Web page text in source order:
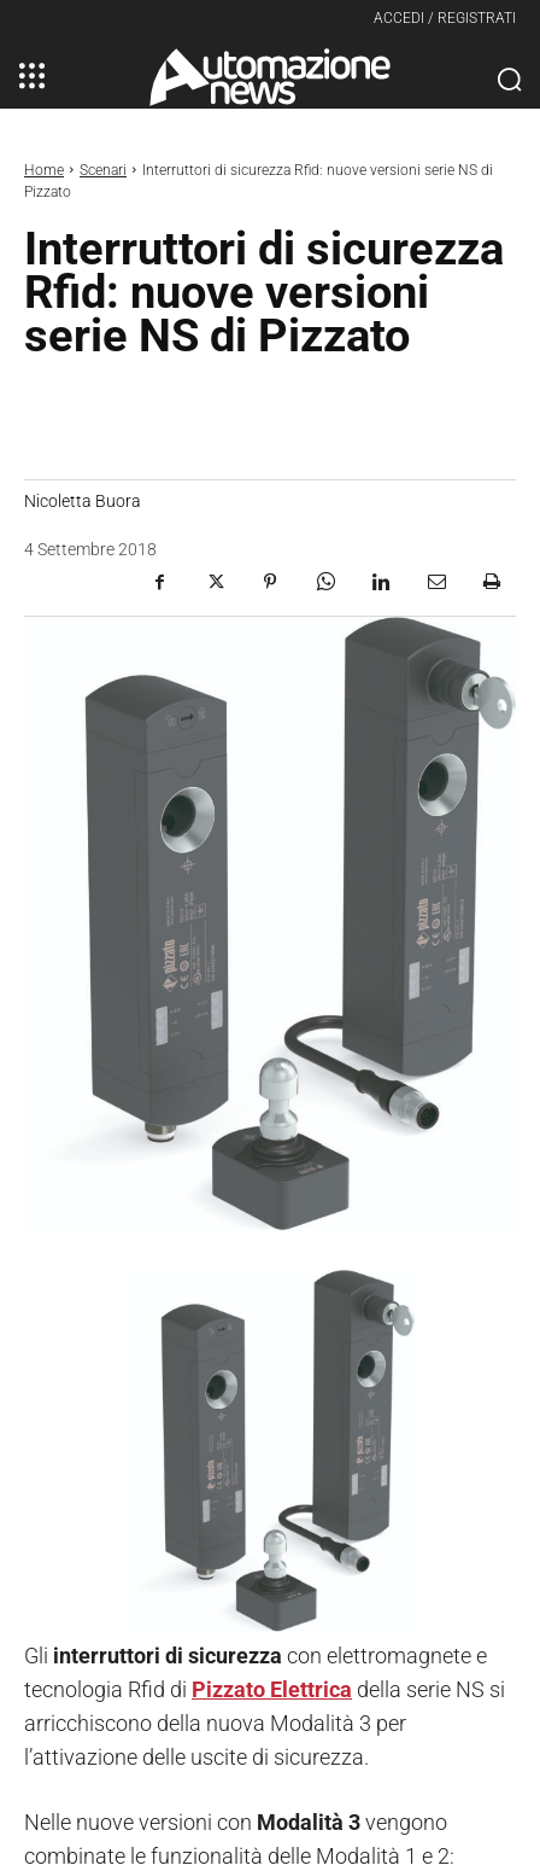
ACCEDI / REGISTRATI
Home Scenari
Interruttori di sicurezza Rfid: nuove versioni serie NS di
Pizzato
Interruttori di sicurezza
Rfid: nuove versioni
serie NS di Pizzato
Nicoletta Buora
4 Settembre 2018
Gli interruttori di sicurezza con elettromagnete e
tecnologia Rfid di Pizzato Elettrica della serie NS si
arricchiscono della nuova Modalità 3 per
l’attivazione delle uscite di sicurezza.
Nelle nuove versioni con Modalità 3vengono
combinate le funzionalità delle Modalità 1 e 2: